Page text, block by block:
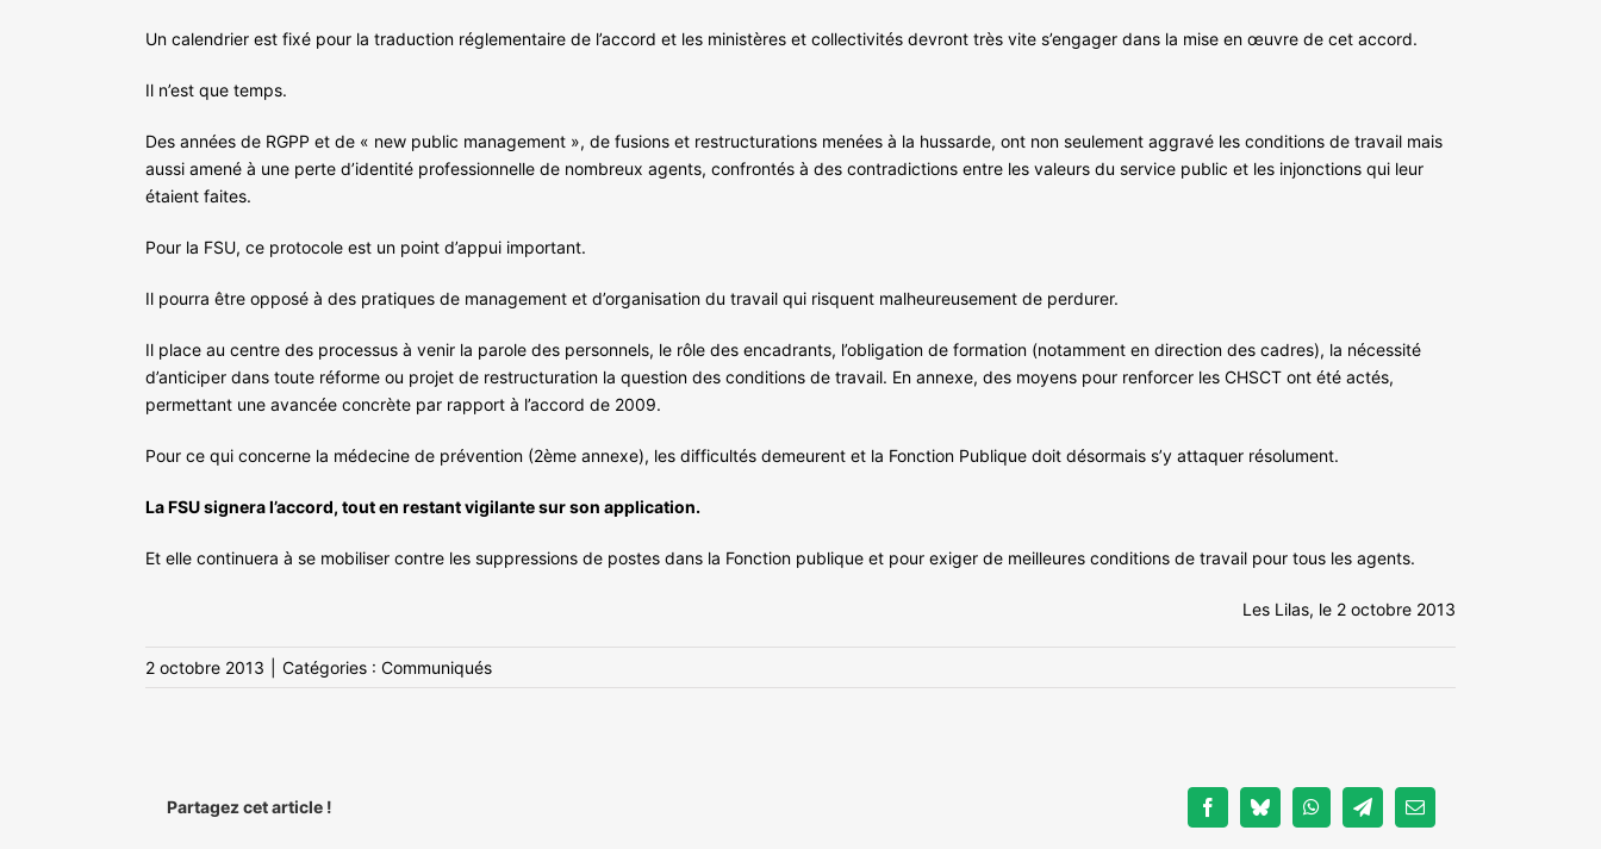
Un calendrier est fixé pour la traduction réglementaire de l’accord et les ministères et collectivités devront très vite s’engager dans la mise en œuvre de cet accord.
Il n’est que temps.
Des années de RGPP et de « new public management », de fusions et restructurations menées à la hussarde, ont non seulement aggravé les conditions de travail mais
aussi amené à une perte d’identité professionnelle de nombreux agents, confrontés à des contradictions entre les valeurs du service public et les injonctions qui leur
étaient faites.
Pour la FSU, ce protocole est un point d’appui important.
Il pourra être opposé à des pratiques de management et d’organisation du travail qui risquent malheureusement de perdurer.
Il place au centre des processus à venir la parole des personnels, le rôle des encadrants, l’obligation de formation (notamment en direction des cadres), la nécessité
d’anticiper dans toute réforme ou projet de restructuration la question des conditions de travail. En annexe, des moyens pour renforcer les CHSCT ont été actés,
permettant une avancée concrète par rapport à l’accord de 2009.
Pour ce qui concerne la médecine de prévention (2ème annexe), les difficultés demeurent et la Fonction Publique doit désormais s’y attaquer résolument.
La FSU signera l’accord, tout en restant vigilante sur son application.
Et elle continuera à se mobiliser contre les suppressions de postes dans la Fonction publique et pour exiger de meilleures conditions de travail pour tous les agents.
Les Lilas, le 2 octobre 2013
2 octobre 2013 Catégories : Communiqués
Partagez cet article ! FacebookBlueskyWhatsAppTelegramEmail